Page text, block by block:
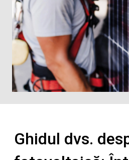
Ghidul dvs.